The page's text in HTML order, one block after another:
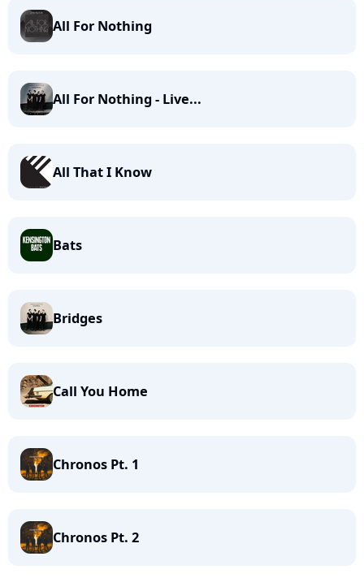
All For Nothing
All For Nothing - Live...
All That I Know
Bats
Bridges
Call You Home
Chronos Pt. 1
Chronos Pt. 2